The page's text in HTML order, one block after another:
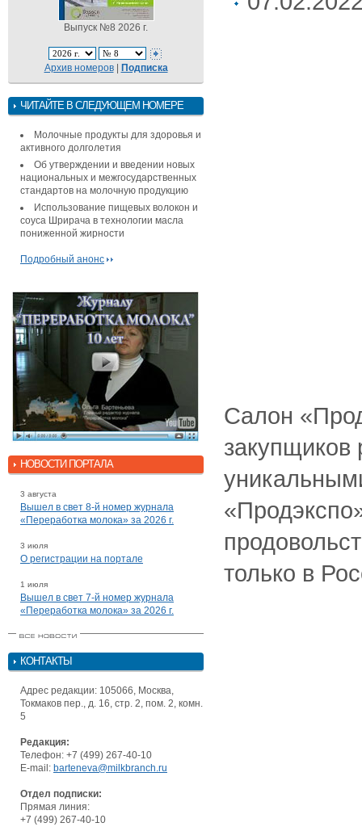
Выпуск №8 2026 г.
Архив номеров| Подписка
ЧИТАЙТЕ В СЛЕДУЮЩЕМ НОМЕРЕ
Молочные продукты для здоровья и
активного долголетия
Об утверждении и введении новых
национальных и межгосударственных
стандартов на молочную продукцию
Использование пищевых волокон и
соуса Шрирача в технологии масла
пониженной жирности
Подробный анонс
НОВОСТИ ПОРТАЛА
3 августа
Вышел в свет 8-й номер журнала
«Переработка молока» за 2026 г.
3 июля
О регистрации на портале
1 июля
Вышел в свет 7-й номер журнала
«Переработка молока» за 2026 г.
КОНТАКТЫ
Адрес редакции: 105066, Москва,
Токмаков пер., д. 16, стр. 2, пом. 2, комн.
5
Редакция:
Телефон: +7 (499) 267-40-10
E-mail: barteneva@milkbranch.ru
Отдел подписки:
Прямая линия:
+7 (499) 267-40-10
Салон
закупщиков
только в